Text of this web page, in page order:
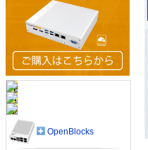
OpenBlocks